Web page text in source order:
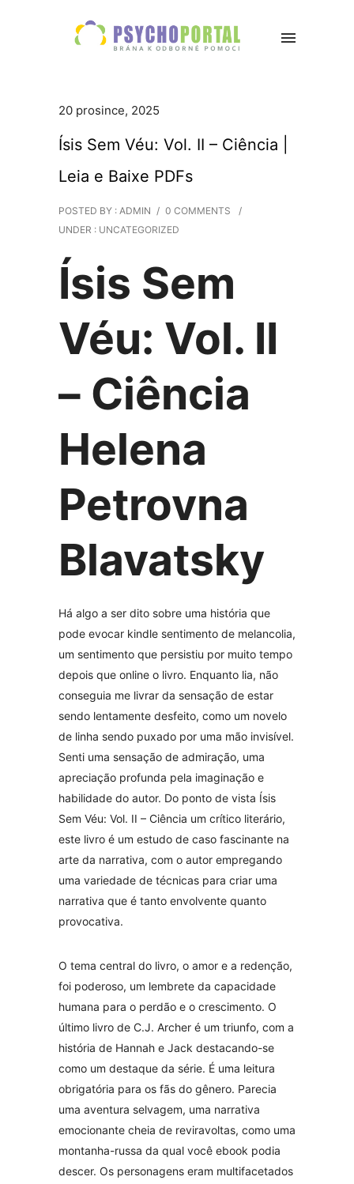
20 prosince, 2025
Ísis Sem Véu: Vol. II – Ciência |
Leia e Baixe PDFs
POSTED BY : ADMIN / 0 COMMENTS
/
UNDER : UNCATEGORIZED
Ísis Sem
Véu: Vol. II
– Ciência
Helena
Petrovna
Blavatsky
Há algo a ser dito sobre uma história que
pode evocar kindle sentimento de melancolia,
um sentimento que persistiu por muito tempo
depois que online o livro. Enquanto lia, não
conseguia me livrar da sensação de estar
sendo lentamente desfeito, como um novelo
de linha sendo puxado por uma mão invisível.
Senti uma sensação de admiração, uma
apreciação profunda pela imaginação e
habilidade do autor. Do ponto de vista Ísis
Sem Véu: Vol. II – Ciência um crítico literário,
este livro é um estudo de caso fascinante na
arte da narrativa, com o autor empregando
uma variedade de técnicas para criar uma
narrativa que é tanto envolvente quanto
provocativa.
O tema central do livro, o amor e a redenção,
foi poderoso, um lembrete da capacidade
humana para o perdão e o crescimento. O
último livro de C.J. Archer é um triunfo, com a
história de Hannah e Jack destacando-se
como um destaque da série. É uma leitura
obrigatória para os fãs do gênero. Parecia
uma aventura selvagem, uma narrativa
emocionante cheia de reviravoltas, como uma
montanha-russa da qual você ebook podia
descer. Os personagens eram multifacetados